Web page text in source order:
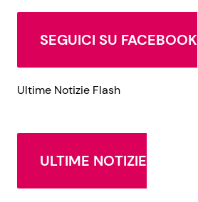
SEGUICI SU FACEBOOK
Ultime Notizie Flash
ULTIME NOTIZIE